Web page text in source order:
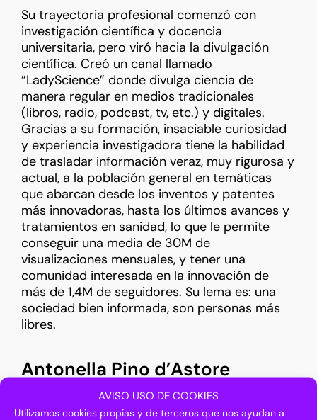
AVISO USO DE COOKIES
Utilizamos cookies propias y de terceros que nos ayudan a
Su trayectoria profesional comenzó con
investigación científica y docencia
universitaria, pero viró hacia la divulgación
científica. Creó un canal llamado
“LadyScience” donde divulga ciencia de
manera regular en medios tradicionales
(libros, radio, podcast, tv, etc.) y digitales.
Gracias a su formación, insaciable curiosidad
y experiencia investigadora tiene la habilidad
de trasladar información veraz, muy rigurosa y
actual, a la población general en temáticas
que abarcan desde los inventos y patentes
más innovadoras, hasta los últimos avances y
tratamientos en sanidad, lo que le permite
conseguir una media de 30M de
visualizaciones mensuales, y tener una
comunidad interesada en la innovación de
más de 1,4M de seguidores. Su lema es: una
sociedad bien informada, son personas más
libres.
Antonella Pino d’Astore